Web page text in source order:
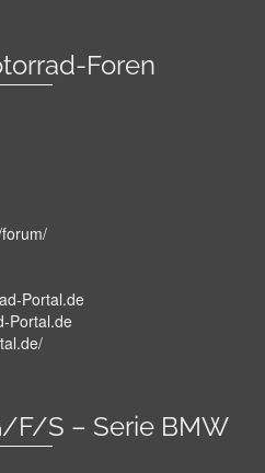
Foren
Portal.de
Portal.de
F/S – Serie BMW